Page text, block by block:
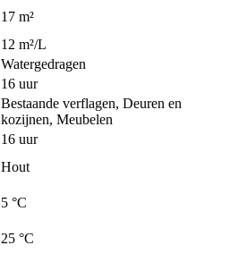
17 m²
12 m²/L
Watergedragen
16 uur
Bestaande verflagen, Deuren en
kozijnen, Meubelen
16 uur
Hout
5 °C
25 °C